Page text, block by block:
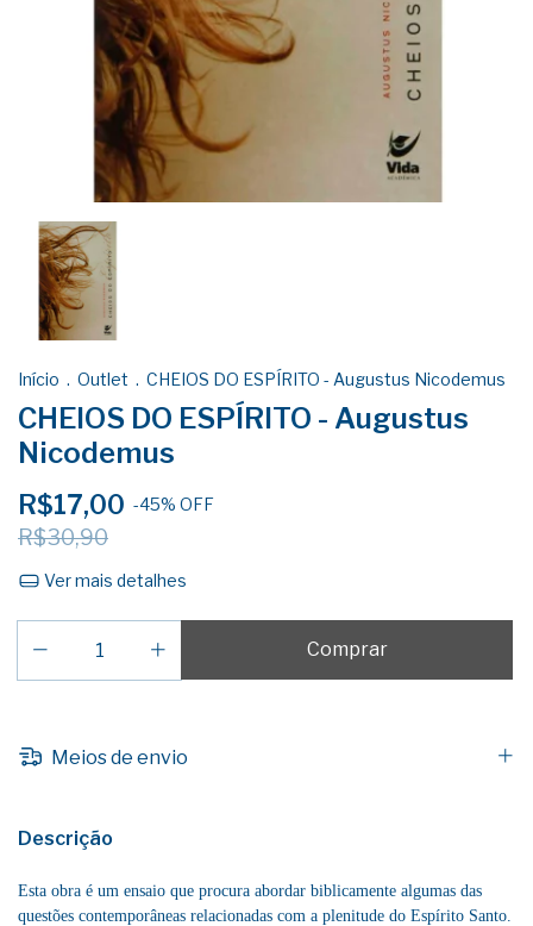
Início . Outlet . CHEIOS DO ESPÍRITO - Augustus Nicodemus
CHEIOS DO ESPÍRITO - Augustus
Nicodemus
R$17,00 -45% OFF
R$30,90
Ver mais detalhes
Meios de envio
Descrição
Esta obra é um ensaio que procura abordar biblicamente algumas das
questões contemporâneas relacionadas com a plenitude do Espírito Santo.